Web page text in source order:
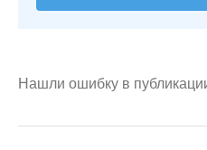
Нашли ошибку в